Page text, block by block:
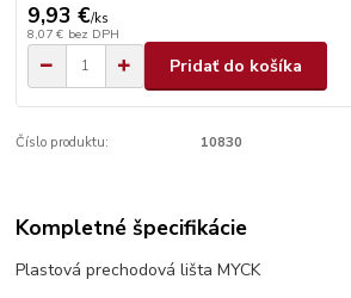
9,93 €/ks
8,07 € bez DPH
Pridať do košíka
Číslo produktu: 10830
Kompletné špecifikácie
Plastová prechodová lišta MYCK